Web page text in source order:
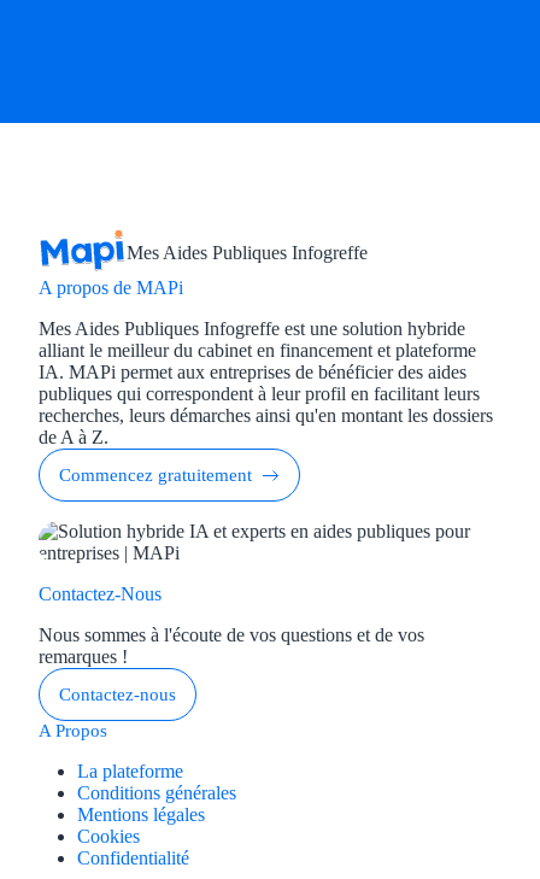
Mes Aides Publiques Infogreffe
A propos de MAPi
Mes Aides Publiques Infogreffe est une solution hybride
alliant le meilleur du cabinet en financement et plateforme
IA. MAPi permet aux entreprises de bénéficier des aides
publiques qui correspondent à leur profil en facilitant leurs
recherches, leurs démarches ainsi qu'en montant les dossiers
de A à Z.
Commencez gratuitement
Contactez-Nous
Nous sommes à l'écoute de vos questions et de vos
remarques !
Contactez-nous
A Propos
La plateforme
Conditions générales
Mentions légales
Cookies
Confidentialité